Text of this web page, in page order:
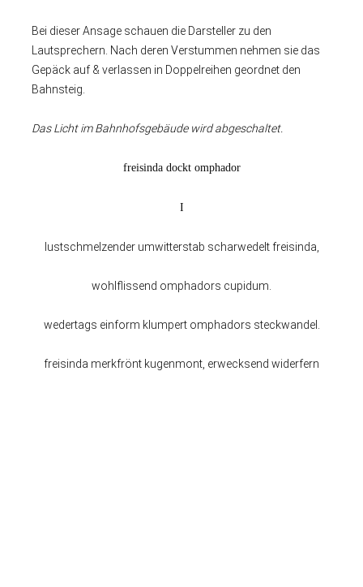
Bei dieser Ansage schauen die Darsteller zu den
Lautsprechern. Nach deren Verstummen nehmen sie das
Gepäck auf & verlassen in Doppelreihen geordnet den
Bahnsteig.
Das Licht im Bahnhofsgebäude wird abgeschaltet.
freisinda dockt omphador
I
lustschmelzender umwitterstab scharwedelt freisinda,
wohlflissend omphadors cupidum.
wedertags einform klumpert omphadors steckwandel.
freisinda merkfrönt kugenmont, erwecksend widerfern